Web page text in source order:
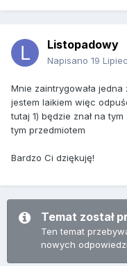
Listopadowy
Napisano 19
Mnie zaintrygowała
jestem laikiem więc
tutaj 1) będzie znał na
tym przedmiotem
Bardzo Ci dziękuję!
Temat został
Ten temat
nowych